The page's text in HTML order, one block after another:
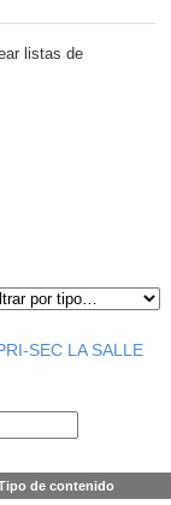
listas de
SEC LA SALLE
de contenido